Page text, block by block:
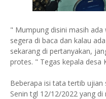
" Mumpung disini masih
segera di baca dan kalau
sekarang di pertanyakan,
protes. " Tegas kepala desa
Beberapa isi tata tertib ujian
Senin tgl 12/12/2022 yang